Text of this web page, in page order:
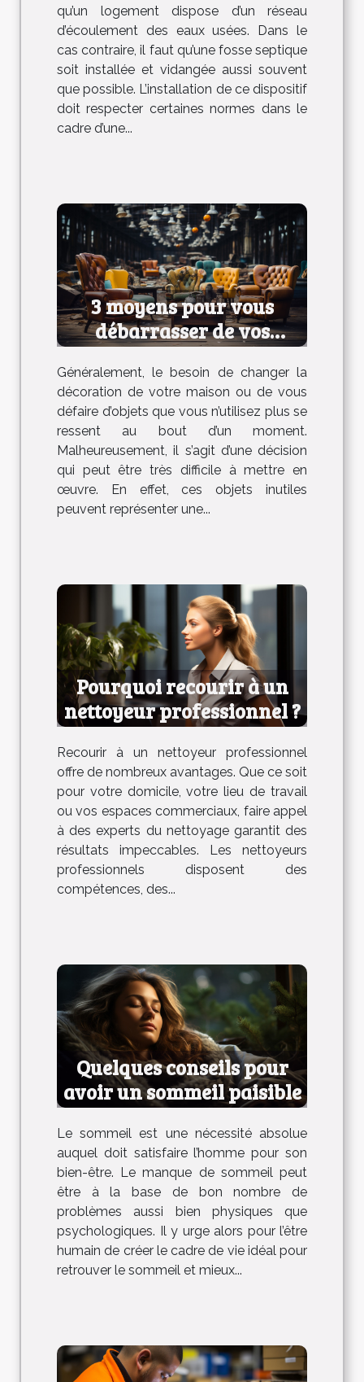
qu’un logement dispose d’un réseau
d’écoulement des eaux usées. Dans le
cas contraire, il faut qu’une fosse septique
soit installée et vidangée aussi souvent
que possible. L’installation de ce dispositif
doit respecter certaines normes dans le
cadre d’une...
3 moyens pour vous
débarrasser de vos
anciens meubles
Généralement, le besoin de changer la
décoration de votre maison ou de vous
défaire d’objets que vous n’utilisez plus se
ressent au bout d’un moment.
Malheureusement, il s’agit d’une décision
qui peut être très difficile à mettre en
œuvre. En effet, ces objets inutiles
peuvent représenter une...
Pourquoi recourir à un
nettoyeur professionnel ?
Recourir à un nettoyeur professionnel
offre de nombreux avantages. Que ce soit
pour votre domicile, votre lieu de travail
ou vos espaces commerciaux, faire appel
à des experts du nettoyage garantit des
résultats impeccables. Les nettoyeurs
professionnels disposent des
compétences, des...
Quelques conseils pour
avoir un sommeil paisible
Le sommeil est une nécessité absolue
auquel doit satisfaire l’homme pour son
bien-être. Le manque de sommeil peut
être à la base de bon nombre de
problèmes aussi bien physiques que
psychologiques. Il y urge alors pour l’être
humain de créer le cadre de vie idéal pour
retrouver le sommeil et mieux...